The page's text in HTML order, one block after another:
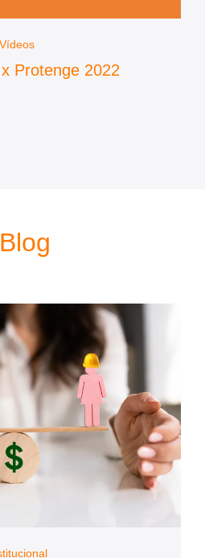
Vídeos
Protenge 2022
Blog